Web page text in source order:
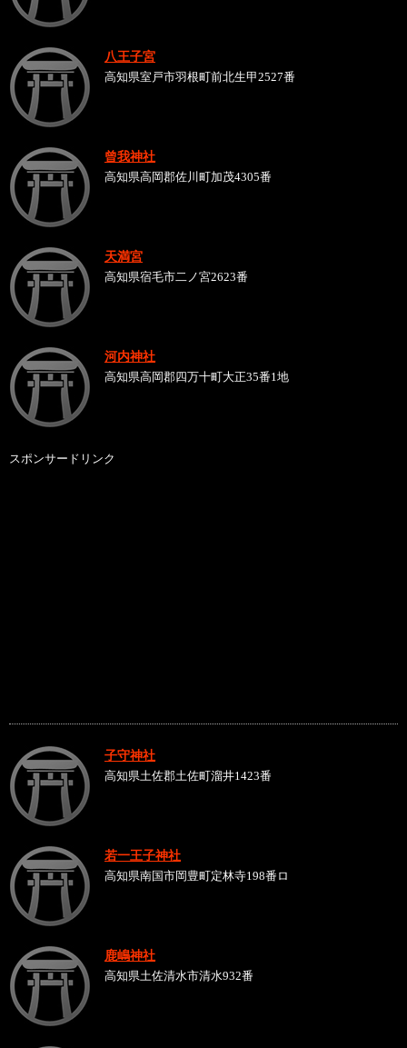
八王子宮
高知県室戸市羽根町前北生甲2527番
曾我神社
高知県高岡郡佐川町加茂4305番
天満宮
高知県宿毛市二ノ宮2623番
河内神社
高知県高岡郡四万十町大正35番1地
スポンサードリンク
子守神社
高知県土佐郡土佐町溜井1423番
若一王子神社
高知県南国市岡豊町定林寺198番ロ
鹿嶋神社
高知県土佐清水市清水932番